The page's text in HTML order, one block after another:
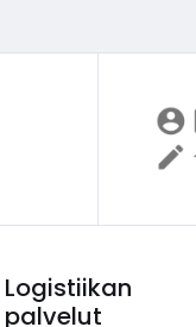
Logistiikan
palvelut